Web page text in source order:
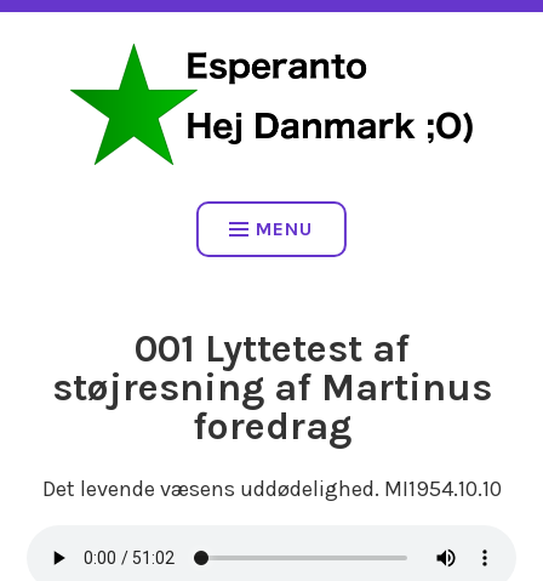
Skip
ESPERANTO HEJ DANMARK
;O)
MENU
001 Lyttetest af
støjresning af Martinus
foredrag
Det levende væsens uddødelighed. MI1954.10.10